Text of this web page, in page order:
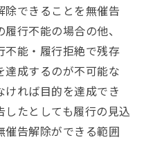
除できることを無催告
行不能の場合の他、
不能・履行拒絶で残存
達成するのが不可能な
れば目的を達成でき
たとしても履行の見込
催告解除ができる範囲